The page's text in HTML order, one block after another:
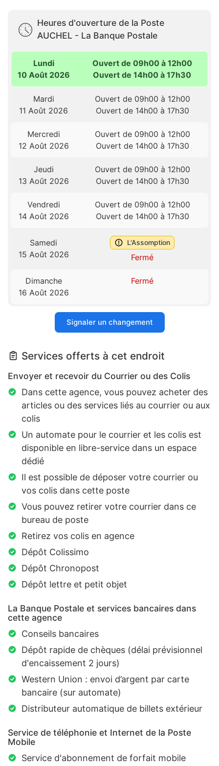
Heures d'ouverture de la Poste
AUCHEL - La Banque Postale
Lundi
10 Août 2026
Ouvert de 09h00 à 12h00
Ouvert de 14h00 à 17h30
Mardi
11 Août 2026
Ouvert de 09h00 à 12h00
Ouvert de 14h00 à 17h30
Mercredi
12 Août 2026
Ouvert de 09h00 à 12h00
Ouvert de 14h00 à 17h30
Jeudi
13 Août 2026
Ouvert de 09h00 à 12h00
Ouvert de 14h00 à 17h30
Vendredi
14 Août 2026
Ouvert de 09h00 à 12h00
Ouvert de 14h00 à 17h30
Samedi
15 Août 2026
L'Assomption
Fermé
Dimanche
16 Août 2026
Fermé
Signaler un changement
Services offerts à cet endroit
Envoyer et recevoir du Courrier ou des Colis
Dans cette agence, vous pouvez acheter des
articles ou des services liés au courrier ou aux
colis
Un automate pour le courrier et les colis est
disponible en libre-service dans un espace
dédié
Il est possible de déposer votre courrier ou
vos colis dans cette poste
Vous pouvez retirer votre courrier dans ce
bureau de poste
Retirez vos colis en agence
Dépôt Colissimo
Dépôt Chronopost
Dépôt lettre et petit objet
La Banque Postale et services bancaires dans
cette agence
Conseils bancaires
Dépôt rapide de chèques (délai prévisionnel
d'encaissement 2 jours)
Western Union : envoi d’argent par carte
bancaire (sur automate)
Distributeur automatique de billets extérieur
Service de téléphonie et Internet de la Poste
Mobile
Service d'abonnement de forfait mobile